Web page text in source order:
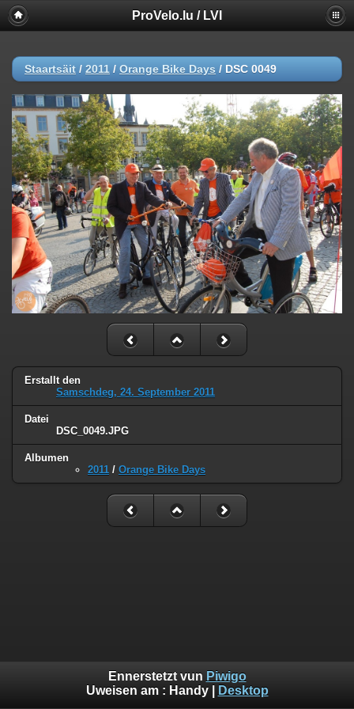
ProVelo.lu / LVI
Staartsäit / 2011 / Orange Bike Days / DSC 0049
Erstallt den
Samschdeg, 24. September 2011
Datei
DSC_0049.JPG
Albumen
2011 / Orange Bike Days
Ennerstetzt vun Piwigo
Uweisen am : Handy| Desktop